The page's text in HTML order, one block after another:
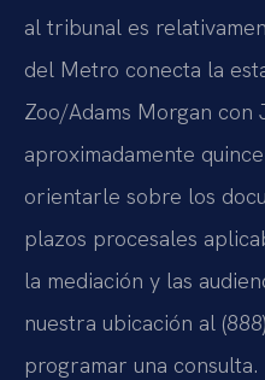
al tribunal es
del Metro conecta la
Zoo/Adams Morgan con
aproximadamente
orientarle sobre los
plazos procesales
la mediación y las
nuestra ubicación al
programar una consulta.